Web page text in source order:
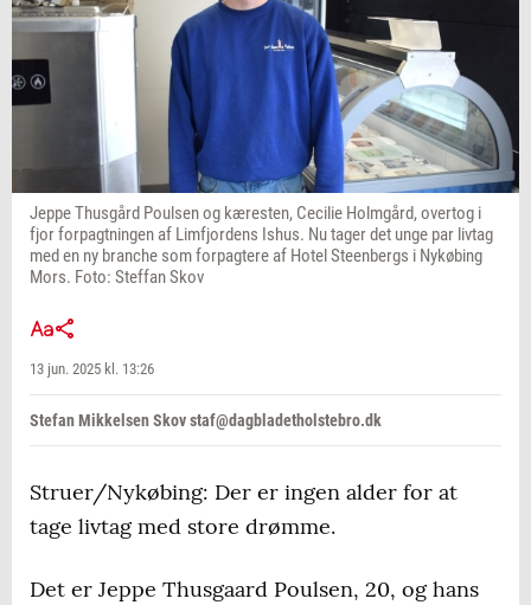
Jeppe Thusgård Poulsen og kæresten, Cecilie Holmgård, overtog i
fjor forpagtningen af Limfjordens Ishus. Nu tager det unge par livtag
med en ny branche som forpagtere af Hotel Steenbergs i Nykøbing
Mors. Foto: Steffan Skov
13 jun. 2025 kl. 13:26
Stefan Mikkelsen Skov staf@dagbladetholstebro.dk
Struer/Nykøbing: Der er ingen alder for at
tage livtag med store drømme.
Det er Jeppe Thusgaard Poulsen, 20, og hans